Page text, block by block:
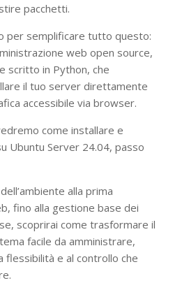
pacchetti.
per semplificare tutto questo:
web open source,
scritto in Python, che
il tuo server direttamente
accessibile via browser.
come installare e
Ubuntu Server 24.04, passo
alla prima
fino alla gestione base dei
scoprirai come trasformare il
facile da amministrare,
flessibilità e al controllo che